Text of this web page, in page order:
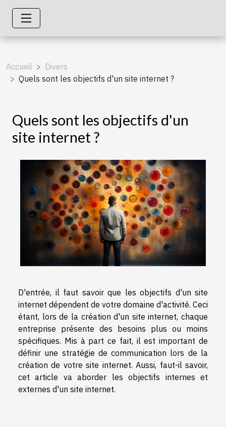
Accueil
Divers
Quels sont les objectifs d'un site internet ?
Quels sont les objectifs d'un
site internet ?
D'entrée, il faut savoir que les objectifs d'un site
internet dépendent de votre domaine d'activité. Ceci
étant, lors de la création d'un site internet, chaque
entreprise présente des besoins plus ou moins
spécifiques. Mis à part ce fait, il est important de
définir une stratégie de communication lors de la
création de votre site internet. Aussi, faut-il savoir,
cet article va aborder les objectifs internes et
externes d'un site internet.